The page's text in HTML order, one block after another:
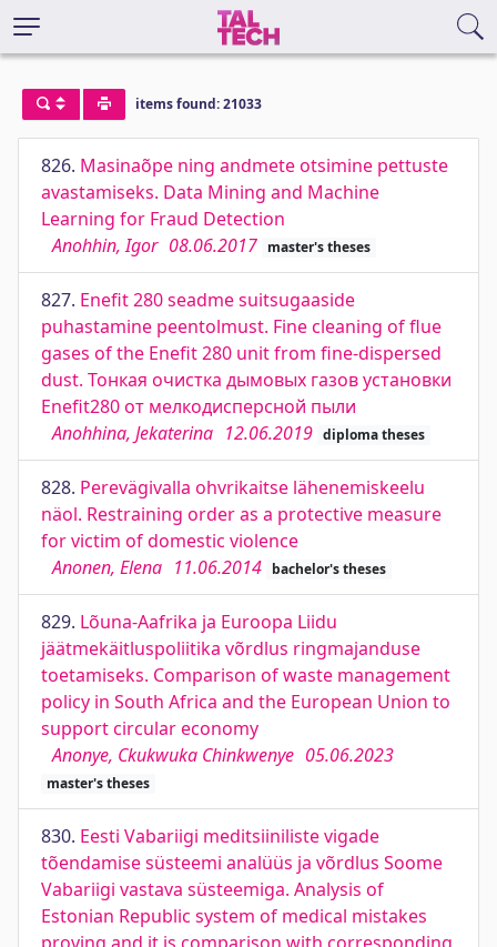
items found: 21033
826. Masinaõpe ning andmete otsimine pettuste
avastamiseks. Data Mining and Machine
Learning for Fraud Detection
Anohhin, Igor 08.06.2017 master's theses
827. Enefit 280 seadme suitsugaaside
puhastamine peentolmust. Fine cleaning of flue
gases of the Enefit 280 unit from fine-dispersed
dust. Тонкая очистка дымовых газов установки
Enefit280 от мелкодисперсной пыли
Anohhina, Jekaterina 12.06.2019 diploma theses
828. Perevägivalla ohvrikaitse lähenemiskeelu
näol. Restraining order as a protective measure
for victim of domestic violence
Anonen, Elena 11.06.2014 bachelor's theses
829. Lõuna-Aafrika ja Euroopa Liidu
jäätmekäitluspoliitika võrdlus ringmajanduse
toetamiseks. Comparison of waste management
policy in South Africa and the European Union to
support circular economy
Anonye, Ckukwuka Chinkwenye 05.06.2023
master's theses
830. Eesti Vabariigi meditsiiniliste vigade
tõendamise süsteemi analüüs ja võrdlus Soome
Vabariigi vastava süsteemiga. Analysis of
Estonian Republic system of medical mistakes